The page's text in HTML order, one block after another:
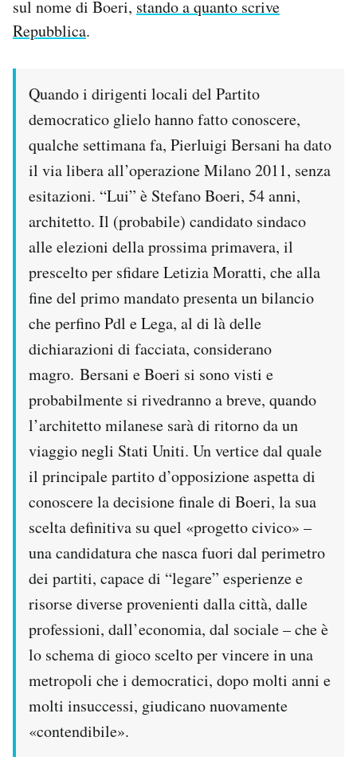
sul nome di Boeri, stando a quanto scrive
Repubblica.
Quando i dirigenti locali del Partito
democratico glielo hanno fatto conoscere,
qualche settimana fa, Pierluigi Bersani ha dato
il via libera all’operazione Milano 2011, senza
esitazioni. “Lui” è Stefano Boeri, 54 anni,
architetto. Il (probabile) candidato sindaco
alle elezioni della prossima primavera, il
prescelto per sfidare Letizia Moratti, che alla
fine del primo mandato presenta un bilancio
che perfino Pdl e Lega, al di là delle
dichiarazioni di facciata, considerano
magro. Bersani e Boeri si sono visti e
probabilmente si rivedranno a breve, quando
l’architetto milanese sarà di ritorno da un
viaggio negli Stati Uniti. Un vertice dal quale
il principale partito d’opposizione aspetta di
conoscere la decisione finale di Boeri, la sua
scelta definitiva su quel «progetto civico» –
una candidatura che nasca fuori dal perimetro
dei partiti, capace di “legare” esperienze e
risorse diverse provenienti dalla città, dalle
professioni, dall’economia, dal sociale – che è
lo schema di gioco scelto per vincere in una
metropoli che i democratici, dopo molti anni e
molti insuccessi, giudicano nuovamente
«contendibile».